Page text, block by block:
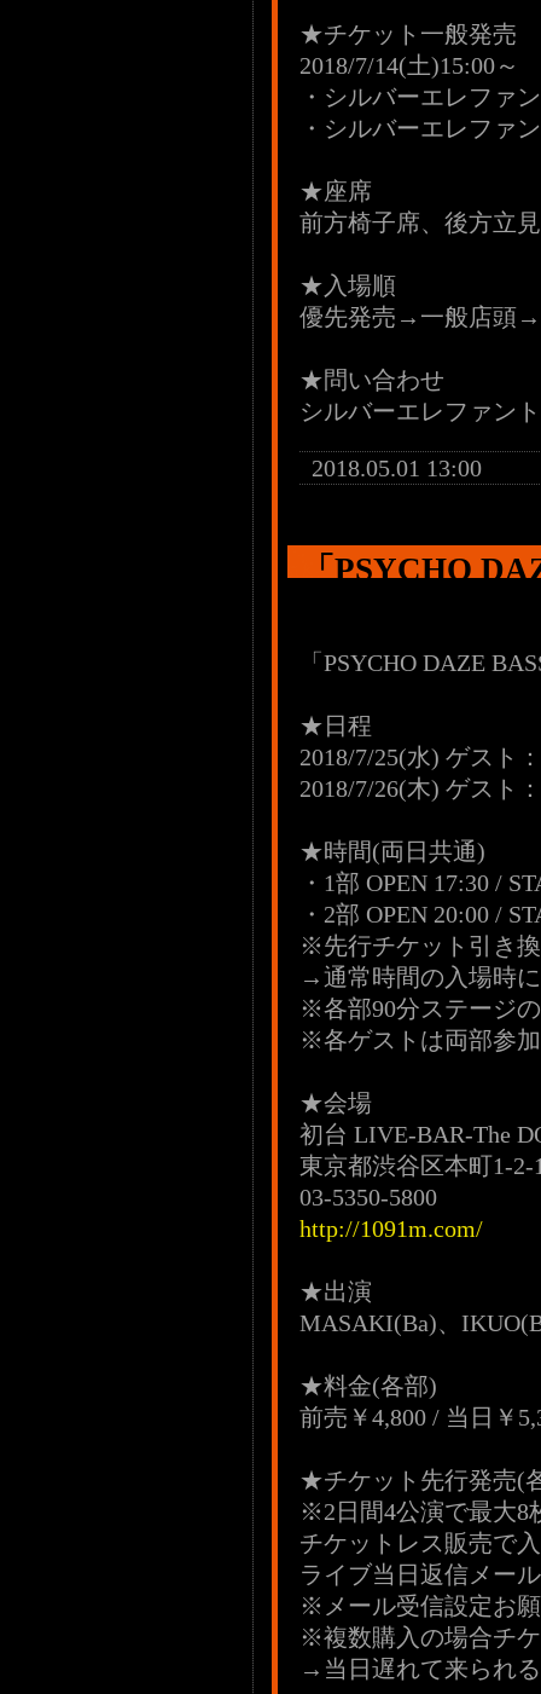
★チケット一般発売
2018/7/14(土)15:00～
・シルバーエレファ
・シルバーエレファ
★座席
前方椅子席、後方立
★入場順
優先発売→一般店頭
★問い合わせ
シルバーエレファン
2018.05.01 13:00
「PSYCHO
「PSYCHO DAZE
★日程
2018/7/25(水) ゲスト
2018/7/26(木) ゲスト
★時間(両日共通)
・1部 OPEN 17:30 /
・2部 OPEN 20:00 /
※先行チケット引き
→通常時間の入場時
※各部90分ステージ
※各ゲストは両部参加
★会場
初台 LIVE-BAR-The
東京都渋谷区本町1-2-
03-5350-5800
http://1091m.com/
★出演
MASAKI(Ba)、
★料金(各部)
前売￥4,800 / 当日￥
★チケット先行発売(
※2日間4公演で最大8
チケットレス販売で
ライブ当日返信メー
※メール受信設定お
※複数購入の場合チ
→当日遅れて来られ